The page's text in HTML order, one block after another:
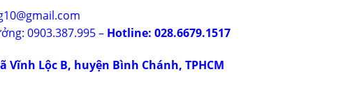
0903.387.995 – Hotline: 028.6679.1517
Lộc B, huyện Bình Chánh, TPHCM